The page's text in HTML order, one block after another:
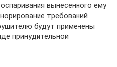
вынесенного ему
требований
будут применены
принудительной